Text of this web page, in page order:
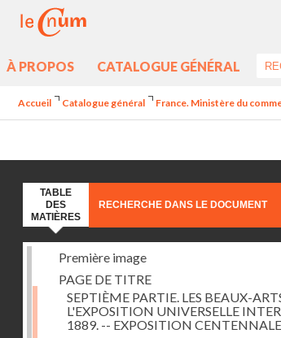
À PROPOS CATALOGUE GÉNÉRAL
Accueil Catalogue général France. Ministère du
TABLE
DES
MATIÈRES
RECHERCHE DANS LE DOCUMENT
Première image
PAGE DE TITRE
SEPTIÈME PARTIE. LES BEAUX-
L'EXPOSITION UNIVERSELLE
1889. -- EXPOSITION